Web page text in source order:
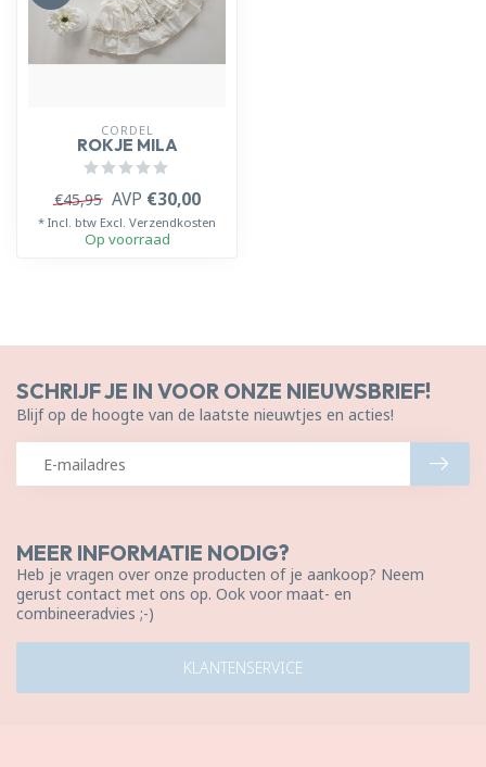
CORDEL
ROKJE MILA
€45,95 AVP €30,00
* Incl. btw Excl. Verzendkosten
Op voorraad
MEER INFORMATIE NODIG?
Heb je vragen over onze producten of je aankoop? Neem
gerust contact met ons op. Ook voor maat- en
combineeradvies ;-)
KLANTENSERVICE
SCHRIJF JE IN VOOR ONZE NIEUWSBRIEF!
Blijf op de hoogte van de laatste nieuwtjes en acties!